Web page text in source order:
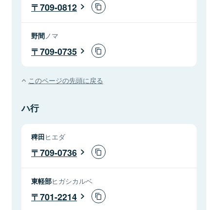
709-0812
野間 ノマ
709-0735
このページの先頭に戻る
ハ行
稗田ヒエダ
709-0736
東軽部ヒガシカルベ
701-2214